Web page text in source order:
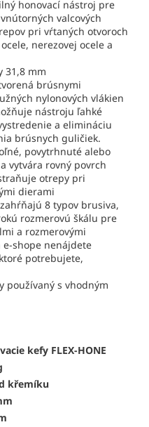
honovací nástroj pre
valcových
pri vŕtaných otvoroch
nerezovej ocele a
31,8 mm
brúsnymi
nylonových vlákien
nástroju ľahké
a elimináciu
brúsnych guličiek.
povytrhnuté alebo
vytvára rovný povrch
otrepy pri
dierami
8 typov brusiva,
rozmerovú škálu pre
a rozmerovými
e-shope nenájdete
potrebujete,
používaný s vhodným
kefy FLEX-HONE
křemíku